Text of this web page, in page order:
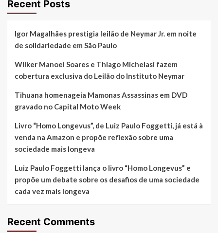
Recent Posts
Igor Magalhães prestigia leilão de Neymar Jr. em noite
de solidariedade em São Paulo
Wilker Manoel Soares e Thiago Michelasi fazem
cobertura exclusiva do Leilão do Instituto Neymar
Tihuana homenageia Mamonas Assassinas em DVD
gravado no Capital Moto Week
Livro “Homo Longevus”, de Luiz Paulo Foggetti, já está à
venda na Amazon e propõe reflexão sobre uma
sociedade mais longeva
Luiz Paulo Foggetti lança o livro “Homo Longevus” e
propõe um debate sobre os desafios de uma sociedade
cada vez mais longeva
Recent Comments